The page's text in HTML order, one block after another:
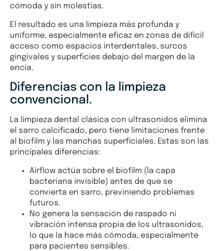
cómoda y sin molestias.
El resultado es una limpieza más profunda y
uniforme, especialmente eficaz en zonas de difícil
acceso como espacios interdentales, surcos
gingivales y superficies debajo del margen de la
encía.
Diferencias con la limpieza
convencional.
La limpieza dental clásica con ultrasonidos elimina
el sarro calcificado, pero tiene limitaciones frente
al biofilm y las manchas superficiales. Estas son las
principales diferencias:
Airflow actúa sobre el biofilm (la capa
bacteriana invisible) antes de que se
convierta en sarro, previniendo problemas
futuros.
No genera la sensación de raspado ni
vibración intensa propia de los ultrasonidos,
lo que la hace más cómoda, especialmente
para pacientes sensibles.